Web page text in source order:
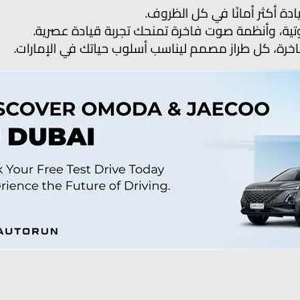
أكثر أمانًا في كل الظروف.
وأنظمة صوت فاخرة تمنحك تجربة قيادة عصرية.